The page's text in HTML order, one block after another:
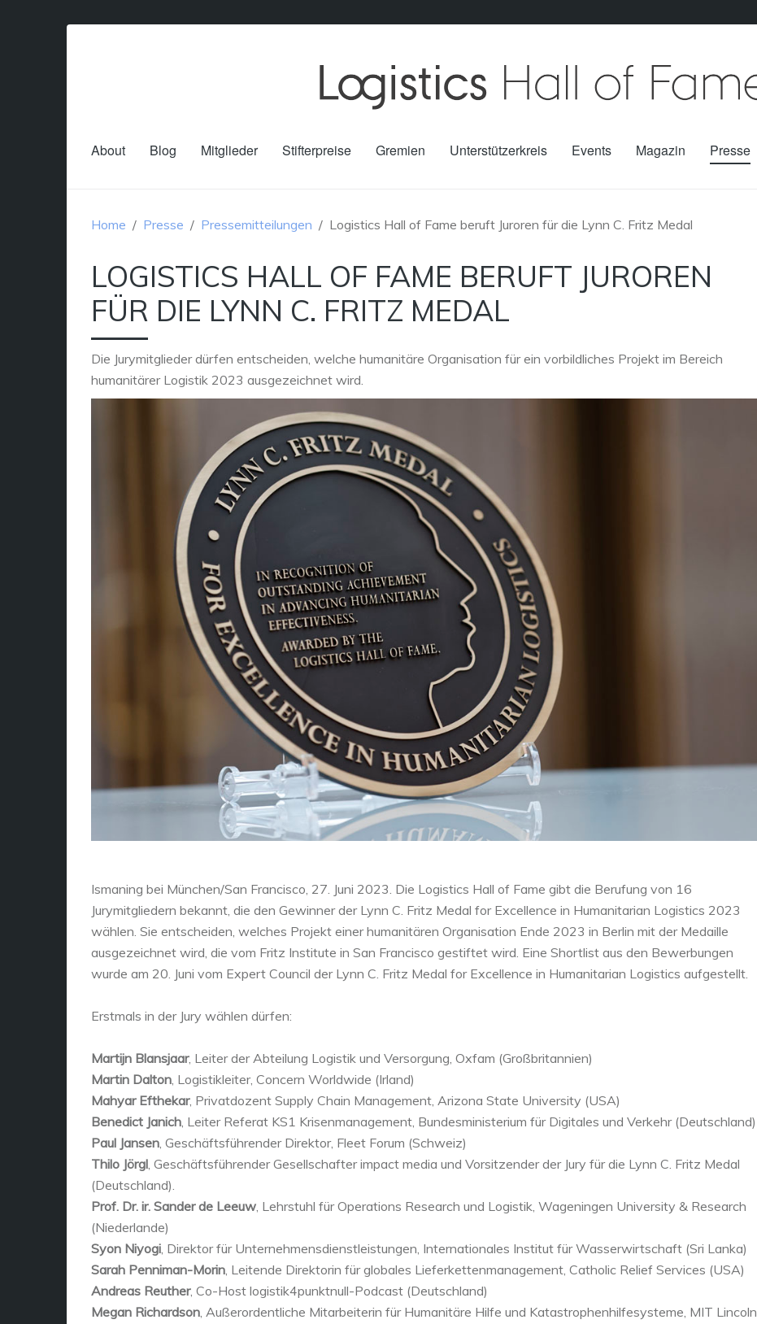
About Blog Mitglieder Stifterpreise Gremien Unterstützerkreis Events Magazin Presse
Home Presse Pressemitteilungen Logistics Hall of Fame beruft Juroren für die Lynn C. Fritz Medal
LOGISTICS HALL OF FAME BERUFT JUROREN
FÜR DIE LYNN C. FRITZ MEDAL
Die Jurymitglieder dürfen entscheiden, welche humanitäre Organisation für ein vorbildliches Projekt im Bereich
humanitärer Logistik 2023 ausgezeichnet wird.
Ismaning bei München/San Francisco, 27. Juni 2023. Die Logistics Hall of Fame gibt die Berufung von 16
Jurymitgliedern bekannt, die den Gewinner der Lynn C. Fritz Medal for Excellence in Humanitarian Logistics 2023
wählen. Sie entscheiden, welches Projekt einer humanitären Organisation Ende 2023 in Berlin mit der Medaille
ausgezeichnet wird, die vom Fritz Institute in San Francisco gestiftet wird. Eine Shortlist aus den Bewerbungen
wurde am 20. Juni vom Expert Council der Lynn C. Fritz Medal for Excellence in Humanitarian Logistics aufgestellt.
Erstmals in der Jury wählen dürfen:
Martijn Blansjaar, Leiter der Abteilung Logistik und Versorgung, Oxfam (Großbritannien)
Martin Dalton, Logistikleiter, Concern Worldwide (Irland)
Mahyar Efthekar, Privatdozent Supply Chain Management, Arizona State University (USA)
Benedict Janich, Leiter Referat KS1 Krisenmanagement, Bundesministerium für Digitales und Verkehr (Deutschland)
Paul Jansen, Geschäftsführender Direktor, Fleet Forum (Schweiz)
Thilo Jörgl, Geschäftsführender Gesellschafter impact media und Vorsitzender der Jury für die Lynn C. Fritz Medal
(Deutschland).
Prof. Dr. ir. Sander de Leeuw, Lehrstuhl für Operations Research und Logistik, Wageningen University & Research
(Niederlande)
Syon Niyogi, Direktor für Unternehmensdienstleistungen, Internationales Institut für Wasserwirtschaft (Sri Lanka)
Sarah Penniman-Morin, Leitende Direktorin für globales Lieferkettenmanagement, Catholic Relief Services (USA)
Andreas Reuther, Co-Host logistik4punktnull-Podcast (Deutschland)
Megan Richardson, Außerordentliche Mitarbeiterin für Humanitäre Hilfe und Katastrophenhilfesysteme, MIT Lincoln